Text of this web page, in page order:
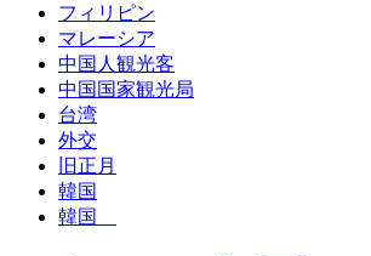
フィリピン
マレーシア
中国人観光客
中国国家観光局
台湾
外交
旧正月
韓国
韓国